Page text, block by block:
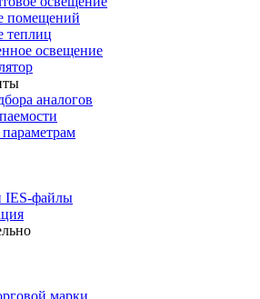
помещений
теплиц
освещение
аналогов
IES-файлы
марки